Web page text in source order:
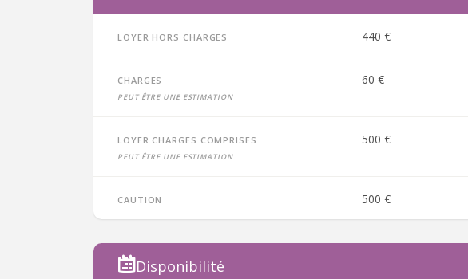
Loyer hors charges 440 €
Charges
peut être une estimation
60 €
Loyer charges comprises
peut être une estimation
500 €
Caution 500 €
Disponibilité